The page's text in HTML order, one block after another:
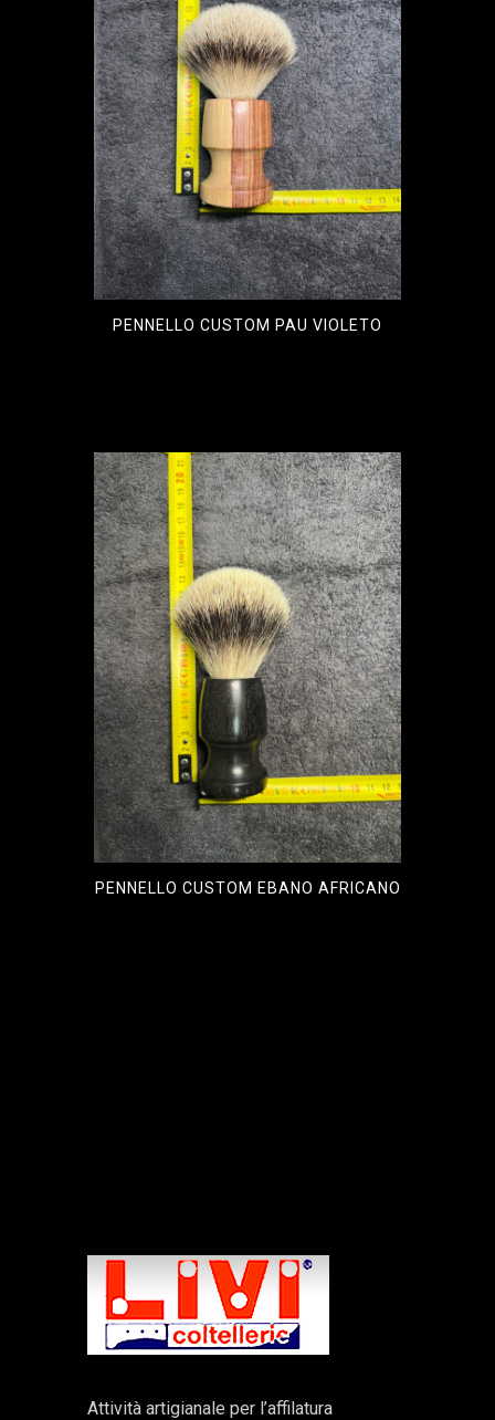
PENNELLO CUSTOM PAU VIOLETO
PENNELLO CUSTOM EBANO AFRICANO
Attività artigianale per l’affilatura